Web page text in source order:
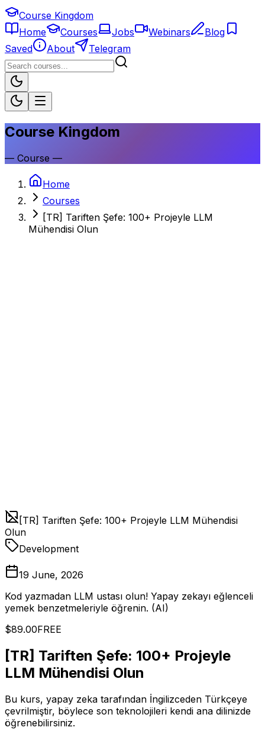
Course Kingdom
Home
Courses Jobs Webinars
Blog
Saved
About Telegram
Course Kingdom
— Course —
Home
Courses
[TR] Tariften Şefe: 100+ Projeyle LLM
Mühendisi Olun
[TR] Tariften Şefe: 100+ Projeyle LLM Mühendisi
Olun
Development
19 June, 2026
Kod yazmadan LLM ustası olun! Yapay zekayı eğlenceli
yemek benzetmeleriyle öğrenin. (AI)
$89.00FREE
[TR] Tariften Şefe: 100+ Projeyle
LLM Mühendisi Olun
Bu kurs, yapay zeka tarafından İngilizceden Türkçeye
çevrilmiştir, böylece son teknolojileri kendi ana dilinizde
öğrenebilirsiniz.